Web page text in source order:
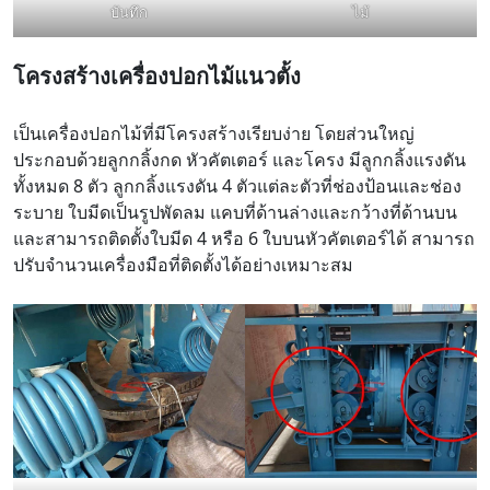
บันทึก ไม้
โครงสร้างเครื่องปอกไม้แนวตั้ง
เป็นเครื่องปอกไม้ที่มีโครงสร้างเรียบง่าย โดยส่วนใหญ่
ประกอบด้วยลูกกลิ้งกด หัวคัตเตอร์ และโครง มีลูกกลิ้งแรงดัน
ทั้งหมด 8 ตัว ลูกกลิ้งแรงดัน 4 ตัวแต่ละตัวที่ช่องป้อนและช่อง
ระบาย ใบมีดเป็นรูปพัดลม แคบที่ด้านล่างและกว้างที่ด้านบน
และสามารถติดตั้งใบมีด 4 หรือ 6 ใบบนหัวคัตเตอร์ได้ สามารถ
ปรับจำนวนเครื่องมือที่ติดตั้งได้อย่างเหมาะสม